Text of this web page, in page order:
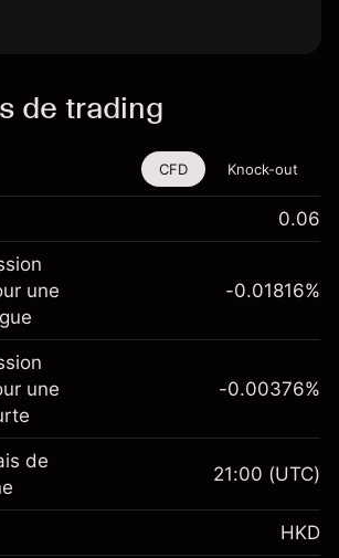
de trading
financier est disponible pour
les CFD et les Knock-outs.
sur :
CFD Knock-out
0.06
une
HK$1,000.00
-0.01816%
une
-0.00376%
de
21:00 (UTC)
HKD